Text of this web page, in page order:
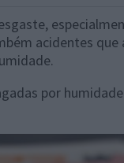
acidentes
por